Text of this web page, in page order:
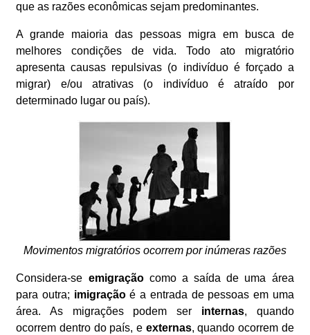
que as razões econômicas sejam predominantes.
A grande maioria das pessoas migra em busca de
melhores condições de vida. Todo ato migratório
apresenta causas repulsivas (o indivíduo é forçado a
migrar) e/ou atrativas (o indivíduo é atraído por
determinado lugar ou país).
Movimentos migratórios ocorrem por inúmeras razões
Considera-se emigraçãocomo a saída de uma área
para outra; imigraçãoé a entrada de pessoas em uma
área. As migrações podem ser internas, quando
ocorrem dentro do país, e externas, quando ocorrem de